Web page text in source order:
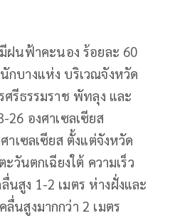
ฝนฟ้าคะนอง ร้อยละ 60
บางแห่ง บริเวณจังหวัด
รีธรรมราช พัทลุง และ
องศาเซลเซียส
เซลเซียส ตั้งแต่จังหวัด
วันตกเฉียงใต้ ความเร็ว
สูง 1-2 เมตร ห่างฝั่งและ
นสูงมากกว่า 2 เมตร